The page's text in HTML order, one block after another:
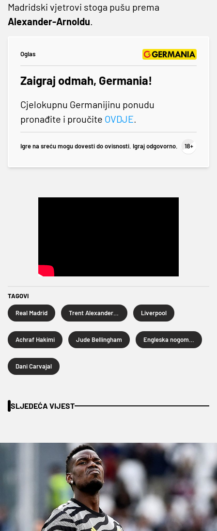
Madridski vjetrovi stoga pušu prema
Alexander-Arnoldu
Oglas
Zaigraj odmah, Germania!
Cjelokupnu Germanijinu ponudu
pronađite i proučite OVDJE
Igre na sreću mogu dovesti do ovisnosti. Igraj odgovorno.
TAGOVI
Real Madrid Liverpool
Achraf Hakimi Jude Bellingham
Dani Carvajal
SLJEDEĆA VIJEST